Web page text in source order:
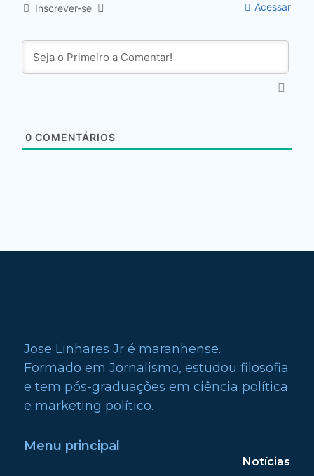
Inscrever-se Acessar
0 COMENTÁRIOS
Jose Linhares Jr é maranhense.
Formado em Jornalismo, estudou filosofia
e tem pós-graduações em ciência política
e marketing político.
Menu principal
Notícias